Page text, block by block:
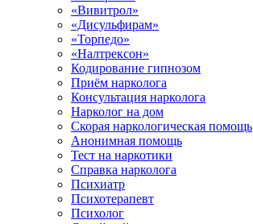
«Вивитрол»
«Дисульфирам»
«Торпедо»
«Налтрексон»
Кодирование гипнозом
Приём нарколога
Консультация нарколога
Нарколог на дом
Скорая наркологическая помощь
Анонимная помощь
Тест на наркотики
Справка нарколога
Психиатр
Психотерапевт
Психолог